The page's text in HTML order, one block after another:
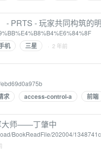
- PRTS - 玩家共同构筑的
机 三星 · 2 年前
ebd69d0a975b
求 access-control-a 前端
大师——丁肇中
BookReadFile/202004/